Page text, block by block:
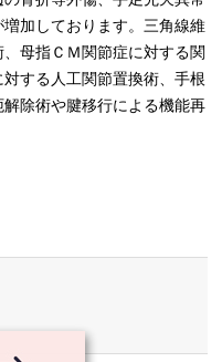
加しております。三角線維
母指ＣＭ関節症に対する関
する人工関節置換術、手根
除術や腱移行による機能再